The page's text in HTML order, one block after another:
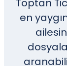
Toptan
en